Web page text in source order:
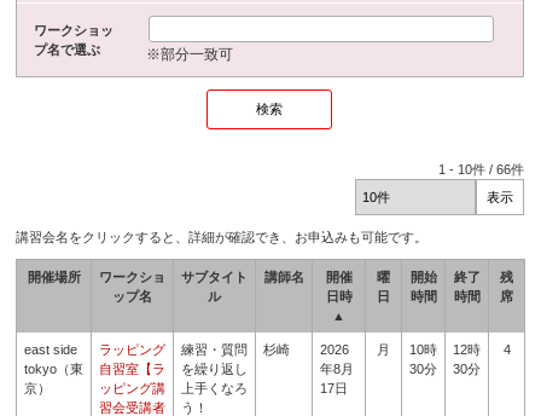
ワークショッ
プ名で選ぶ
※部分一致可
1 - 10件 /66件
講習会名をクリックすると、詳細が確認でき、お申込みも可能です。
開催場所
ワークショ
ップ名
サブタイト
ル
講師名
開催
日時
▲
曜
日
開始
時間
終了
時間
残
席
east side
tokyo（東
京）
ラッピング
自習室【ラ
ッピング講
習会受講者
練習・質問
を繰り返し
上手くなろ
う！
杉崎
2026
年8月
17日
月
10時
30分
12時
30分
4